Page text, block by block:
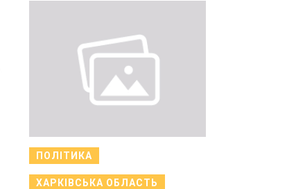
ПОЛІТИКА
ХАРКІВСЬКА ОБЛАСТЬ